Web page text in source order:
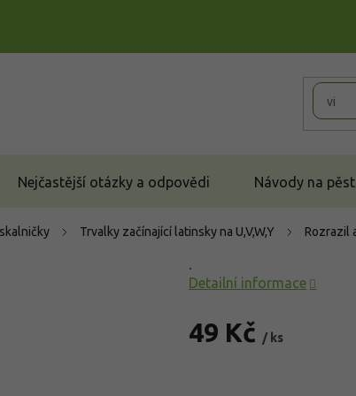
Nejčastější otázky a odpovědi Návody na
Trvalky začínající latinsky na U,V,W,Y Rozrazil
49 Kč / ks
.
Detailní informace